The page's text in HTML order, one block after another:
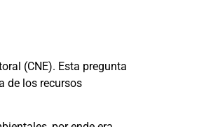
(CNE). Esta pregunta
de los recursos